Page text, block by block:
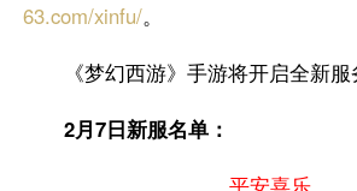
63.com/xinfu/。
《梦幻西游》手游将开启全新服
2月7日新服名单：
平安喜乐